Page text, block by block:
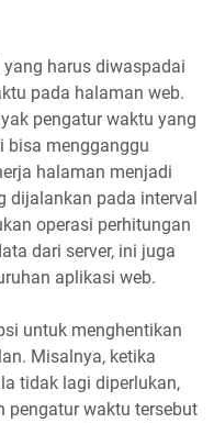
harus diwaspadai
pada halaman web.
pengatur waktu yang
bisa mengganggu
halaman menjadi
dijalankan pada interval
operasi perhitungan
dari server, ini juga
aplikasi web.
untuk menghentikan
Misalnya, ketika
tidak lagi diperlukan,
pengatur waktu tersebut